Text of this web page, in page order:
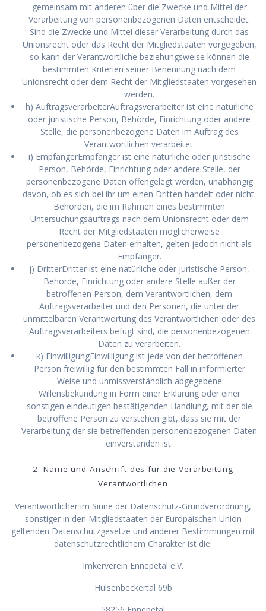
gemeinsam mit anderen über die Zwecke und Mittel der
Verarbeitung von personenbezogenen Daten entscheidet.
Sind die Zwecke und Mittel dieser Verarbeitung durch das
Unionsrecht oder das Recht der Mitgliedstaaten vorgegeben,
so kann der Verantwortliche beziehungsweise können die
bestimmten Kriterien seiner Benennung nach dem
Unionsrecht oder dem Recht der Mitgliedstaaten vorgesehen
werden.
h) AuftragsverarbeiterAuftragsverarbeiter ist eine natürliche
oder juristische Person, Behörde, Einrichtung oder andere
Stelle, die personenbezogene Daten im Auftrag des
Verantwortlichen verarbeitet.
i) EmpfängerEmpfänger ist eine natürliche oder juristische
Person, Behörde, Einrichtung oder andere Stelle, der
personenbezogene Daten offengelegt werden, unabhängig
davon, ob es sich bei ihr um einen Dritten handelt oder nicht.
Behörden, die im Rahmen eines bestimmten
Untersuchungsauftrags nach dem Unionsrecht oder dem
Recht der Mitgliedstaaten möglicherweise
personenbezogene Daten erhalten, gelten jedoch nicht als
Empfänger.
j) DritterDritter ist eine natürliche oder juristische Person,
Behörde, Einrichtung oder andere Stelle außer der
betroffenen Person, dem Verantwortlichen, dem
Auftragsverarbeiter und den Personen, die unter der
unmittelbaren Verantwortung des Verantwortlichen oder des
Auftragsverarbeiters befugt sind, die personenbezogenen
Daten zu verarbeiten.
k) EinwilligungEinwilligung ist jede von der betroffenen
Person freiwillig für den bestimmten Fall in informierter
Weise und unmissverständlich abgegebene
Willensbekundung in Form einer Erklärung oder einer
sonstigen eindeutigen bestätigenden Handlung, mit der die
betroffene Person zu verstehen gibt, dass sie mit der
Verarbeitung der sie betreffenden personenbezogenen Daten
einverstanden ist.
2. Name und Anschrift des für die Verarbeitung
Verantwortlichen
Verantwortlicher im Sinne der Datenschutz-Grundverordnung,
sonstiger in den Mitgliedstaaten der Europäischen Union
geltenden Datenschutzgesetze und anderer Bestimmungen mit
datenschutzrechtlichem Charakter ist die:
Imkerverein Ennepetal e.V.
Hülsenbeckertal 69b